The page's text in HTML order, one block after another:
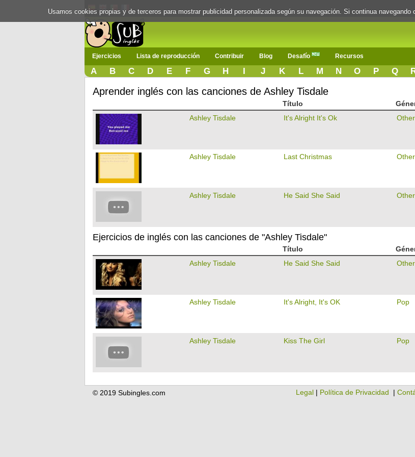
Ejercicios Lista de reproducción Contribuir Blog Desafío Recursos
A B C D E F G H I J K L M N O P Q
Aprender inglés con las canciones de Ashley Tisdale
Título
Ashley Tisdale
It's Alright It's Ok Other
Ashley Tisdale Last Christmas Other
Ashley Tisdale He Said She Said Other
Ejercicios de inglés con las canciones de "Ashley Tisdale"
Título
Ashley Tisdale
He Said She Said Other
Ashley Tisdale It's Alright, It's OK Pop
Ashley Tisdale Kiss The Girl Pop
Legal | Política de Privacidad |
© 2019 Subingles.com
Usamos cookies propias y de terceros para mostrar publicidad personalizada según su navegación. Si continua